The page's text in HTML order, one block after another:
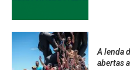
A lenda
abertas